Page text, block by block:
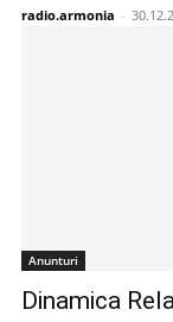
radio.armonia -
Anunturi
Dinamica